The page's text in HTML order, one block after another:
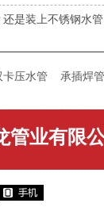
是装上不锈钢水管
卡压水管 承插焊
管业有限